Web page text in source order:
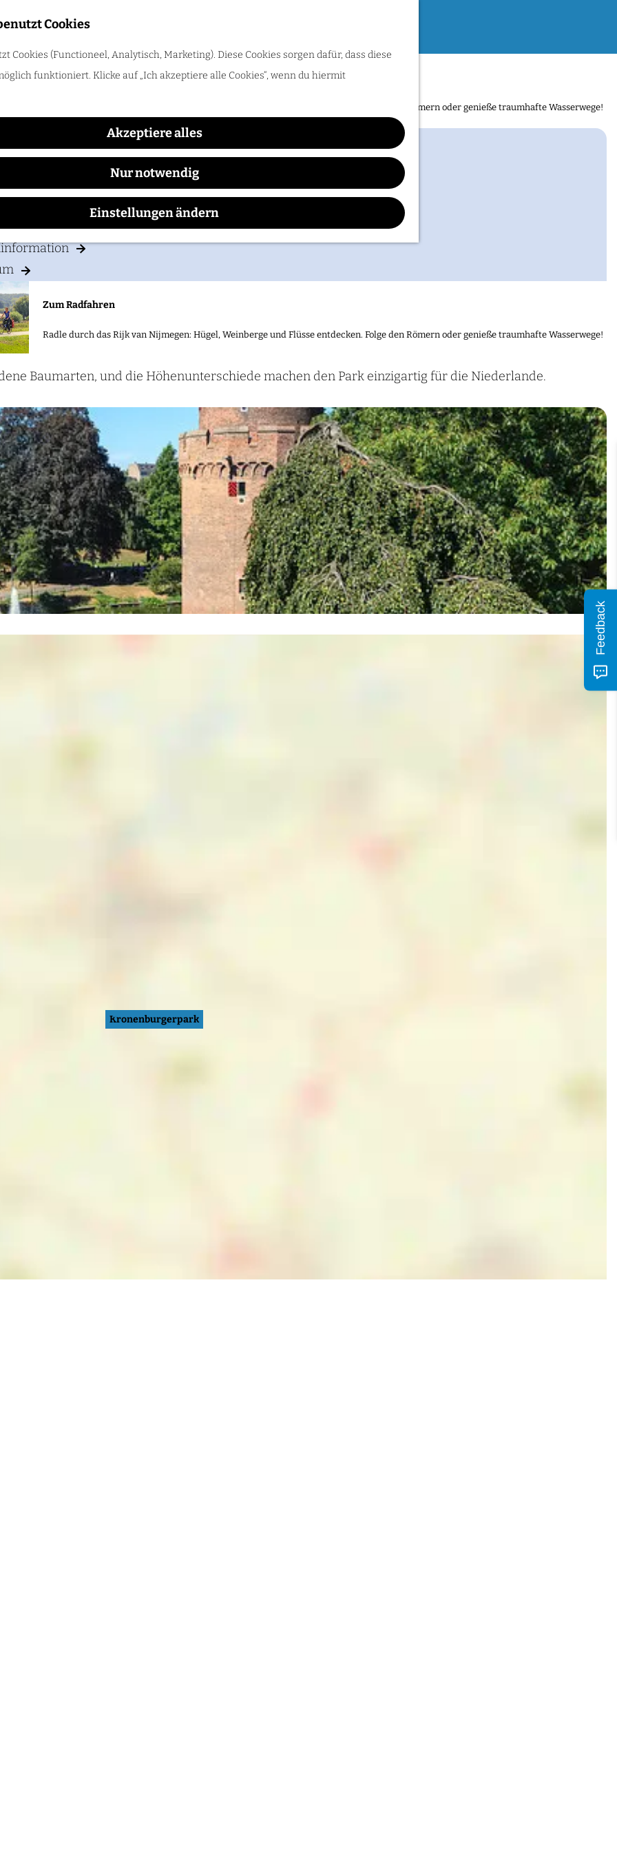
Cookies
Cookies (Functioneel, Analytisch, Marketing). Diese Cookies sorgen dafür, dass diese
funktioniert. Klicke auf „Ich akzeptiere alle Cookies“, wenn du hiermit
Akzeptiere alles
Nur notwendig
Einstellungen ändern
Zum Radfahren
Radle durch das Rijk van Nijmegen: Hügel, Weinberge und Flüsse entdecken. Folge den Römern oder genieße traumhafte Wasserwege!
Parken
Zum Radfahren
Radle durch das Rijk van Nijmegen: Hügel, Weinberge und Flüsse entdecken. Folge den Römern oder genieße traumhafte Wasserwege!
Kronenburgerpark
Baumarten, und die Höhenunterschiede machen den Park einzigartig für die Niederlande.
Kronenburgerpark
Feedback